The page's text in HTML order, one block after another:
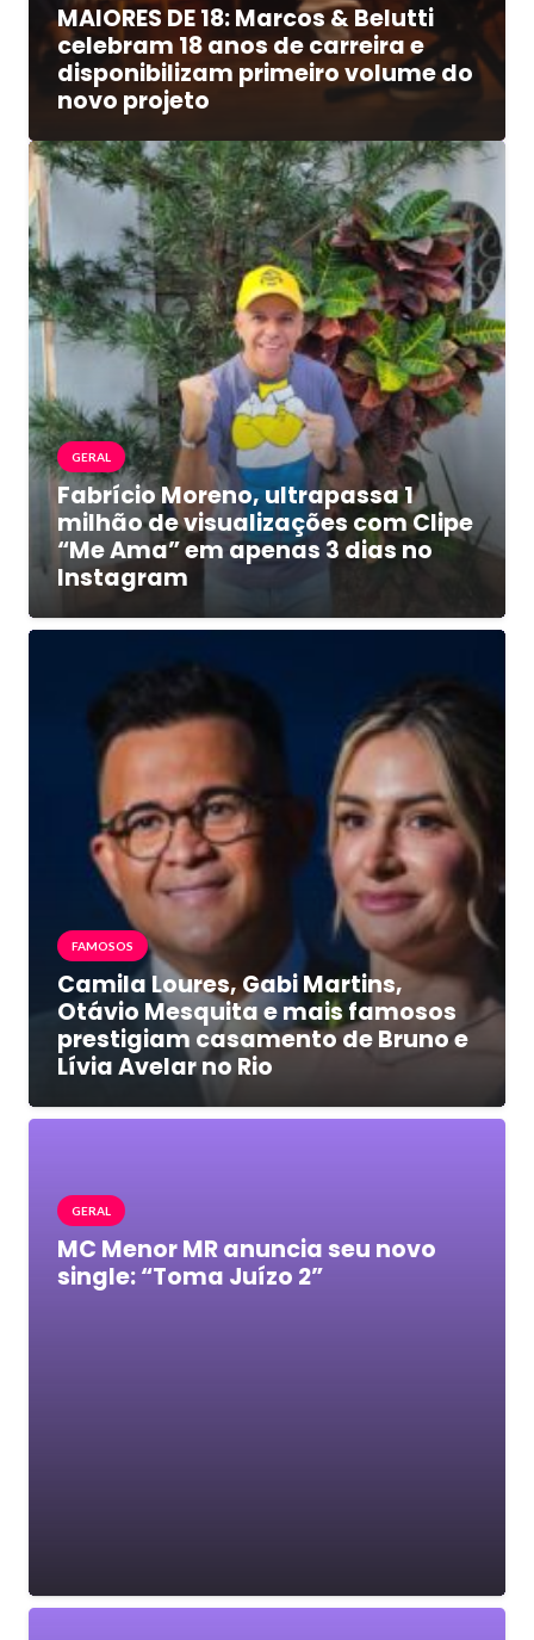
MAIORES DE 18: Marcos & Belutti
celebram 18 anos de carreira e
disponibilizam primeiro volume do
novo projeto
GERAL
Fabrício Moreno, ultrapassa 1
milhão de visualizações com Clipe
“Me Ama” em apenas 3 dias no
Instagram
FAMOSOS
Camila Loures, Gabi Martins,
Otávio Mesquita e mais famosos
prestigiam casamento de Bruno e
Lívia Avelar no Rio
GERAL
MC Menor MR anuncia seu novo
single: “Toma Juízo 2”